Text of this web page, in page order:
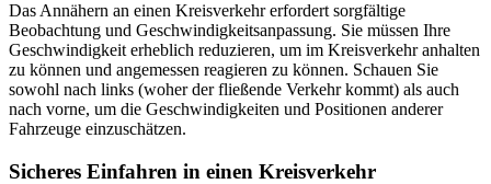
Das Annähern an einen Kreisverkehr erfordert sorgfältige
Beobachtung und Geschwindigkeitsanpassung. Sie müssen Ihre
Geschwindigkeit erheblich reduzieren, um im Kreisverkehr anhalten
zu können und angemessen reagieren zu können. Schauen Sie
sowohl nach links (woher der fließende Verkehr kommt) als auch
nach vorne, um die Geschwindigkeiten und Positionen anderer
Fahrzeuge einzuschätzen.
Sicheres Einfahren in einen Kreisverkehr